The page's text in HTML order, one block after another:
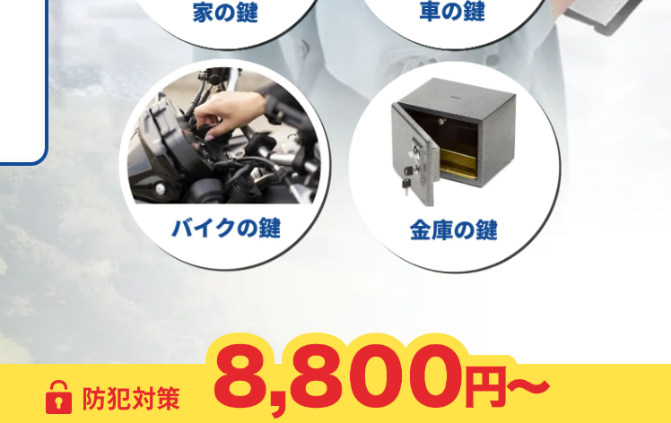
防犯対策